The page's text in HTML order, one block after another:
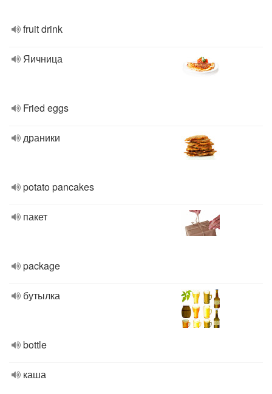
fruit drink
Яичница
Fried eggs
драники
potato pancakes
пакет
package
бутылка
bottle
каша